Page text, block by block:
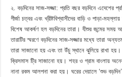
২. বড়দিনের সাজ-সজ্জা: প্রতি বছর বড়দিনে এদেশের
গীর্জা চত্বর এবং খ্রীষ্টবিশ্বাসীদের বাড়ি ও পাড়া-
বিশেষ আকর্ষণ হল বড়দিনের তারা। যীশুর জন্মের সময়
তারাটির স্মরণে বড়দিনের সাজ-সজ্জার মধ্যে তারা
তারা সাজানো হয় এবং তা উঁচু স্থানে ঝুলিয়ে রাখা
ক্রিসমাস ট্রি সাজানো হয়। শহর ও গ্রাম বাংলায়
নানা রকম আলপনা করা হয়। ঘরের দেয়ালে ‘শুভ